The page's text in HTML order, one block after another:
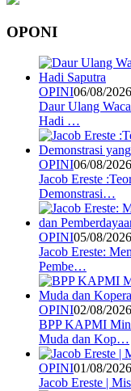
OPONI
OPINI06/08/2026
Daur Ulang
Hadi …
OPINI06/08/2026
Jacob Ereste
Demonstrasi…
OPINI05/08/2026
Jacob Ereste:
Pembe…
OPINI02/08/2026
BPP KAPMI
Muda dan Kop…
OPINI01/08/2026
Jacob Ereste |